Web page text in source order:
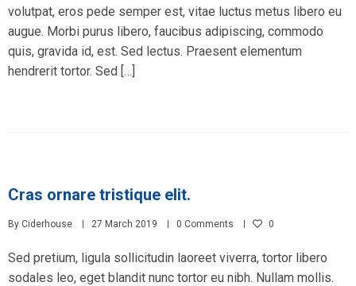
volutpat, eros pede semper est, vitae luctus metus libero eu
augue. Morbi purus libero, faucibus adipiscing, commodo
quis, gravida id, est. Sed lectus. Praesent elementum
hendrerit tortor. Sed […]
Cras ornare tristique elit.
By Ciderhouse 27 March 2019 0 Comments 0
Sed pretium, ligula sollicitudin laoreet viverra, tortor libero
sodales leo, eget blandit nunc tortor eu nibh. Nullam mollis.